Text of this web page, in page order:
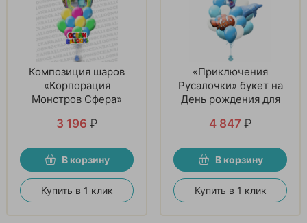
Композиция шаров
«Корпорация
Монстров Сфера»
3 196 ₽
В корзину
Купить в 1 клик
«Приключения
Русалочки» букет на
День рождения для
4 847 ₽
В корзину
Купить в 1 клик